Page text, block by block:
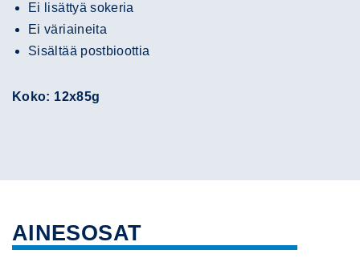
Ei lisättyä sokeria
Ei väriaineita
Sisältää postbioottia
Koko: 12x85g
AINESOSAT